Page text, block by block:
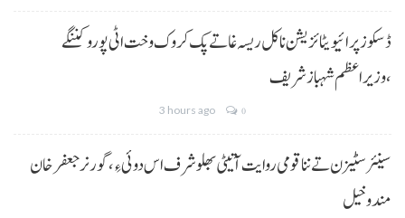
ڈسکوز پرائیویٹائزیشن نا کل ریسہ غاتے پک کروک وخت اٹی پورو کننگے
،وزیراعظم شہباز شریف
3 hours ago 0
سینئر سٹیزن تے ننا قومی روایت آتیٹی بھلو شرف اس دوئی ءِ،گورنر جعفرخان
مندوخیل